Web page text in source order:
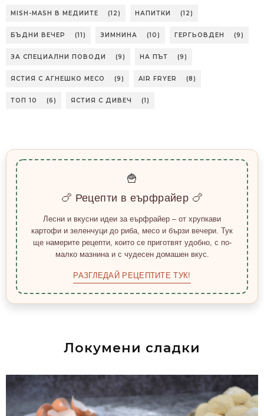
MISH-MASH В МЕДИИТЕ (12) НАПИТКИ (12)
БЪДНИ ВЕЧЕР (11) ЗИМНИНА (10) ГЕРГЬОВДЕН (9)
ЗА СПЕЦИАЛНИ ПОВОДИ (9) НА ПЪТ (9)
ЯСТИЯ С АГНЕШКО МЕСО (9) AIR FRYER (8)
ТОП 10 (6) ЯСТИЯ С ДИВЕЧ (1)
🍟
🍗 Рецепти в еърфрайер 🍗
Лесни и вкусни идеи за еърфрайер – от хрупкави
картофи и зеленчуци до риба, месо и бързи вечери. Тук
ще намерите рецепти, които се приготвят удобно, с по-
малко мазнина и с чудесен домашен вкус.
РАЗГЛЕДАЙ РЕЦЕПТИТЕ ТУК!
Локумени сладки